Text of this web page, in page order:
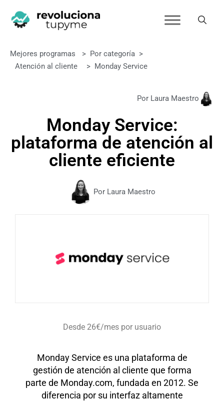
Mejores programas > Por categoría >
Atención al cliente
> Monday Service
Por Laura Maestro
Monday Service:
plataforma de atención al
cliente eficiente
Por Laura Maestro
Desde 26€/mes por usuario
Monday Service es una plataforma de
gestión de atención al cliente que forma
parte de Monday.com, fundada en 2012. Se
diferencia por su interfaz altamente